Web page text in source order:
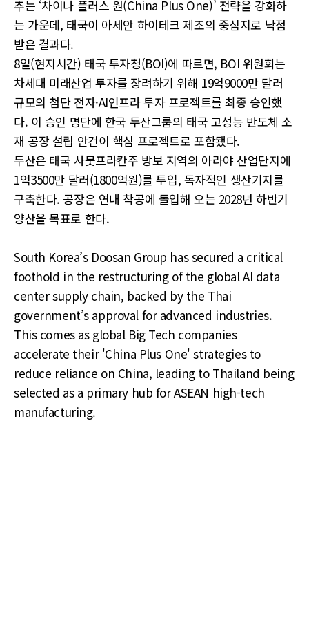
추는 ‘차이나 플러스 원(China Plus One)’ 전략을 강화하
는 가운데, 태국이 아세안 하이테크 제조의 중심지로 낙점
받은 결과다.
8일(현지시간) 태국 투자청(BOI)에 따르면, BOI 위원회는
차세대 미래산업 투자를 장려하기 위해 19억9000만 달러
규모의 첨단 전자·AI인프라 투자 프로젝트를 최종 승인했
다. 이 승인 명단에 한국 두산그룹의 태국 고성능 반도체 소
재 공장 설립 안건이 핵심 프로젝트로 포함됐다.
두산은 태국 사뭇프라칸주 방보 지역의 아라야 산업단지에
1억3500만 달러(1800억원)를 투입, 독자적인 생산기지를
구축한다. 공장은 연내 착공에 돌입해 오는 2028년 하반기
양산을 목표로 한다.
South Korea’s Doosan Group has secured a critical
foothold in the restructuring of the global AI data
center supply chain, backed by the Thai
government’s approval for advanced industries.
This comes as global Big Tech companies
accelerate their 'China Plus One' strategies to
reduce reliance on China, leading to Thailand being
selected as a primary hub for ASEAN high-tech
manufacturing.